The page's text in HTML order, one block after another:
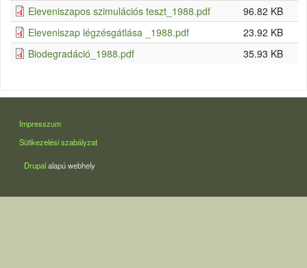
Eleveniszapos szimulációs teszt_1988.pdf
96.82 KB
Eleveniszap légzésgátlása _1988.pdf
23.92 KB
Biodegradáció_1988.pdf
35.93 KB
LÁBLÉC
Impresszum
Sütikezelési szabályzat
Drupalalapú webhely